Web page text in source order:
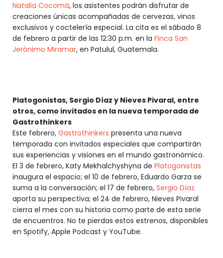
Natalia Cocomá, los asistentes podrán disfrutar de
creaciones únicas acompañadas de cervezas, vinos
exclusivos y coctelería especial. La cita es el sábado 8
de febrero a partir de las 12:30 p.m. en la Finca San
Jerónimo Miramar, en Patulul, Guatemala.
Platogonistas, Sergio Díaz y Nieves Pivaral, entre
otros, como invitados en la nueva temporada de
Gastrothinkers
Este febrero, Gastrothinkers presenta una nueva
temporada con invitados especiales que compartirán
sus experiencias y visiones en el mundo gastronómico.
El 3 de febrero, Katy Mekhalchyshyna de Platogonistas
inaugura el espacio; el 10 de febrero, Eduardo Garza se
suma a la conversación; el 17 de febrero, Sergio Díaz
aporta su perspectiva; el 24 de febrero, Nieves Pivaral
cierra el mes con su historia como parte de esta serie
de encuentros. No te pierdas estos estrenos, disponibles
en Spotify, Apple Podcast y YouTube.